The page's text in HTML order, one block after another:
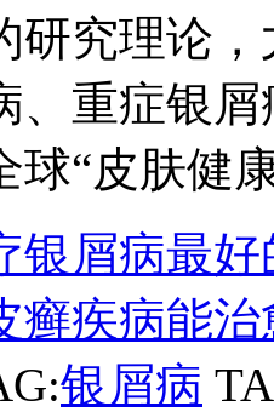
研究理论
、重症银
球“皮肤健
银屑病最好
癣疾病能治
银屑病